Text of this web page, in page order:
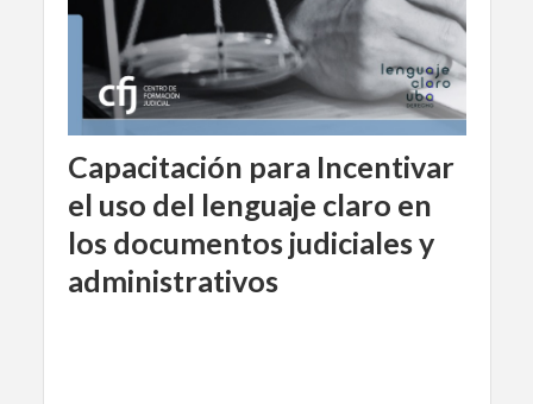
Capacitación para Incentivar
el uso del lenguaje claro en
los documentos judiciales y
administrativos